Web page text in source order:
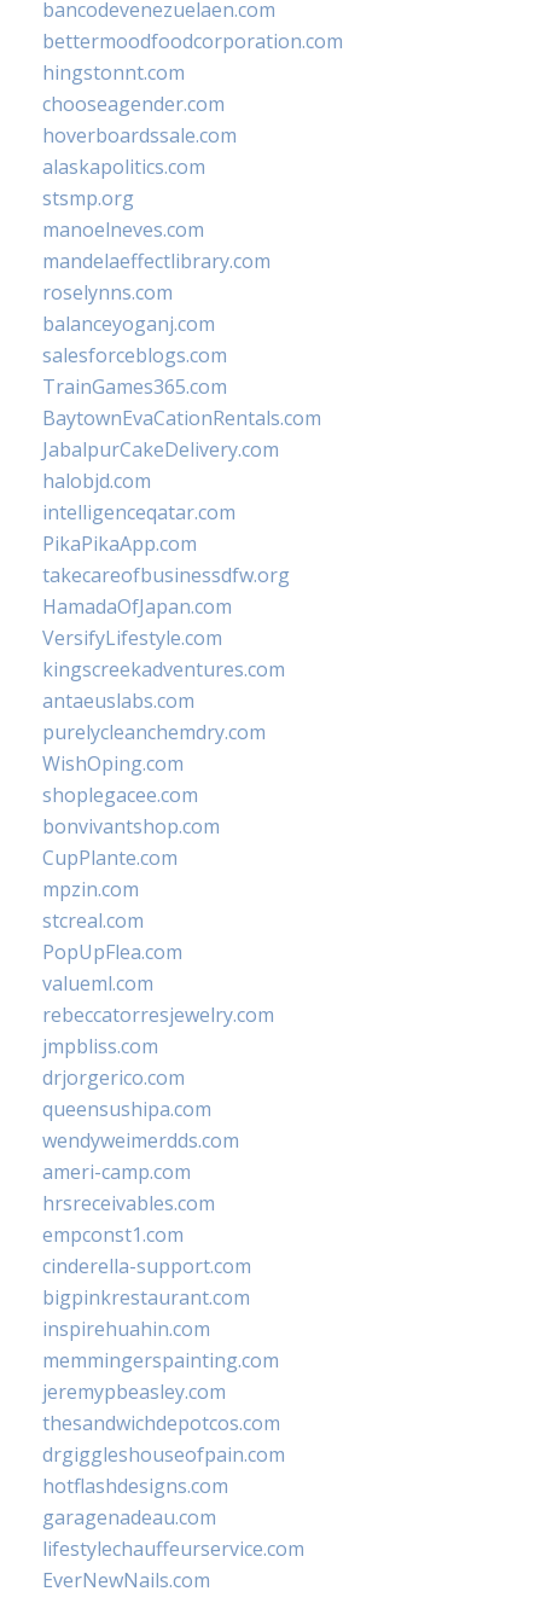
bancodevenezuelaen.com
bettermoodfoodcorporation.com
hingstonnt.com
chooseagender.com
hoverboardssale.com
alaskapolitics.com
stsmp.org
manoelneves.com
mandelaeffectlibrary.com
roselynns.com
balanceyoganj.com
salesforceblogs.com
TrainGames365.com
BaytownEvaCationRentals.com
JabalpurCakeDelivery.com
halobjd.com
intelligenceqatar.com
PikaPikaApp.com
takecareofbusinessdfw.org
HamadaOfJapan.com
VersifyLifestyle.com
kingscreekadventures.com
antaeuslabs.com
purelycleanchemdry.com
WishOping.com
shoplegacee.com
bonvivantshop.com
CupPlante.com
mpzin.com
stcreal.com
PopUpFlea.com
valueml.com
rebeccatorresjewelry.com
jmpbliss.com
drjorgerico.com
queensushipa.com
wendyweimerdds.com
ameri-camp.com
hrsreceivables.com
empconst1.com
cinderella-support.com
bigpinkrestaurant.com
inspirehuahin.com
memmingerspainting.com
jeremypbeasley.com
thesandwichdepotcos.com
drgiggleshouseofpain.com
hotflashdesigns.com
garagenadeau.com
lifestylechauffeurservice.com
EverNewNails.com